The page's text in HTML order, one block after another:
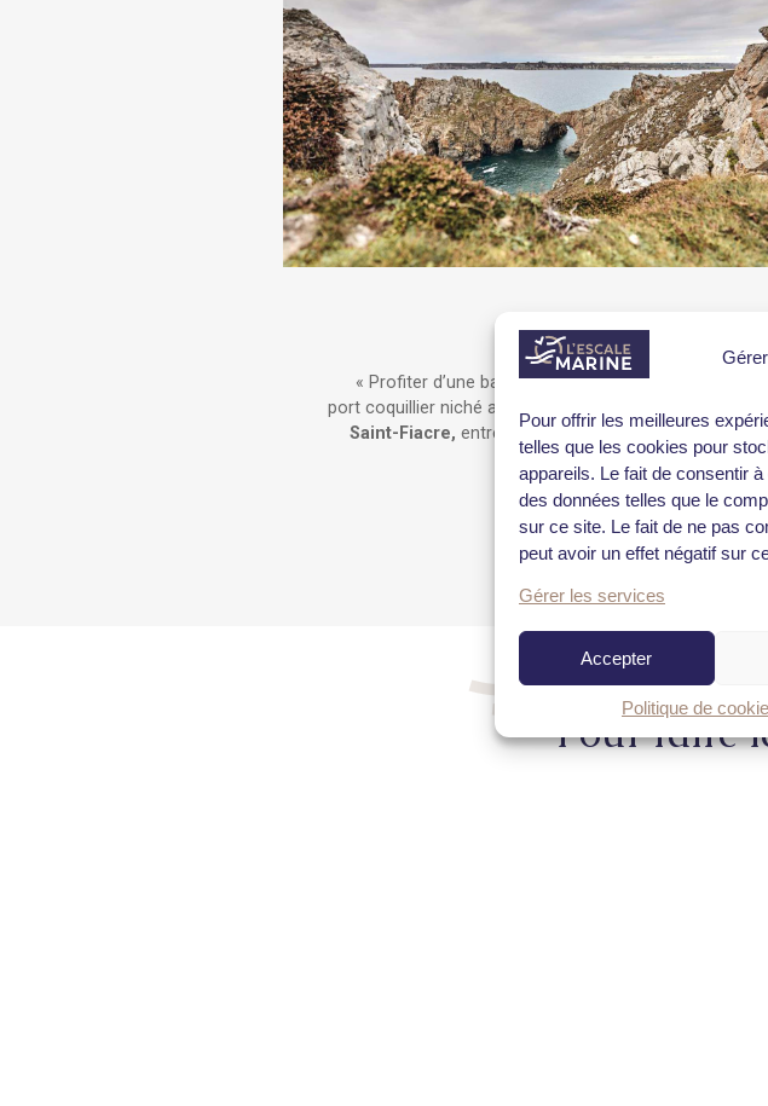
Pour offrir les meilleures
telles que les cookies pour
appareils. Le fait de consentir
des données telles que le
sur ce site. Le fait de ne pas
peut avoir un effet négatif sur
Gérer les services
Accepter
Politique de
« Profiter d’une balade depuisle Port du Fret,
port coquillier niché au fond de
Saint-Fiacre, entre forêt, campagne et bord de mer.
Bruno – Réceptionniste
Pour faire